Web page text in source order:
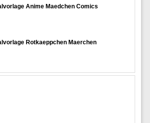
Anime Maedchen Comics
Rotkaeppchen Maerchen